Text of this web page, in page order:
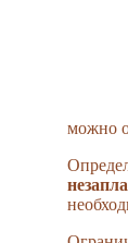
можно